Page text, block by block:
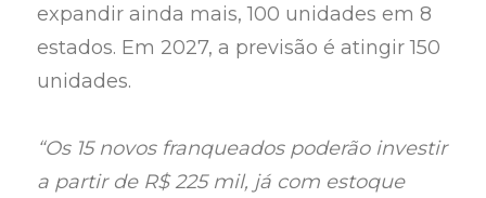
expandir ainda mais, 100 unidades em 8
estados. Em 2027, a previsão é atingir 150
unidades.
“Os 15 novos franqueados poderão investir
a partir de R$ 225 mil, já com estoque